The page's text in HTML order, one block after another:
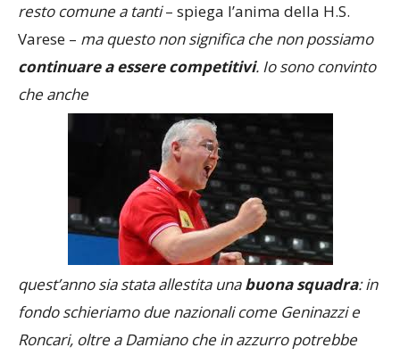
resto comune a tanti– spiega l’anima della H.S.
Varese – ma questo non significa che non possiamo
continuare a essere competitivi. Io sono convinto
che anche
quest’anno sia stata allestita unabuona squadra: in
fondo schieriamo due nazionali come Geninazzi e
Roncari, oltre a Damiano che in azzurro potrebbe